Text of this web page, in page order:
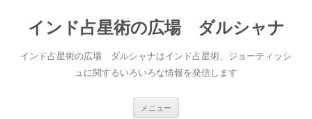
インド占星術の広場 ダルシャナ
インド占星術の広場 ダルシャナはインド占星術、ジョーティッシ
ュに関するいろいろな情報を発信します
メニュー